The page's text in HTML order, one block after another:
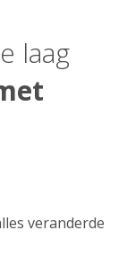
laag
veranderde